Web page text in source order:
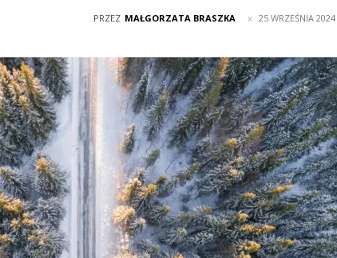
PRZEZ MAŁGORZATA BRASZKA 25 WRZEŚNIA 2024